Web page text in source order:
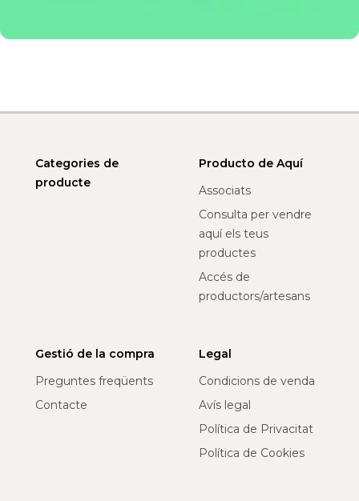
Categories de
producte
Producto de Aquí
Associats
Consulta per vendre
aquí els teus
productes
Accés de
productors/artesans
Gestió de la compra
Preguntes freqüents
Contacte
Legal
Condicions de venda
Avís legal
Política de Privacitat
Política de Cookies